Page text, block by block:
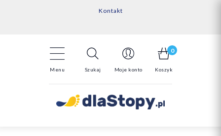
Kontakt
14 Dni na darmowy zwrot*
Menu Szukaj Moje konto
0
Koszyk